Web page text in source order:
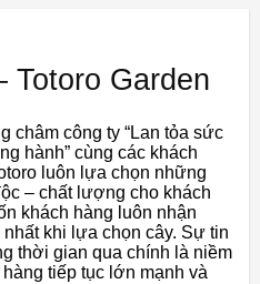
Totoro Garden
châm công ty “Lan tỏa sức
hành” cùng các khách
luôn lựa chọn những
– chất lượng cho khách
khách hàng luôn nhận
nhất khi lựa chọn cây. Sự tin
thời gian qua chính là niềm
tiếp tục lớn mạnh và